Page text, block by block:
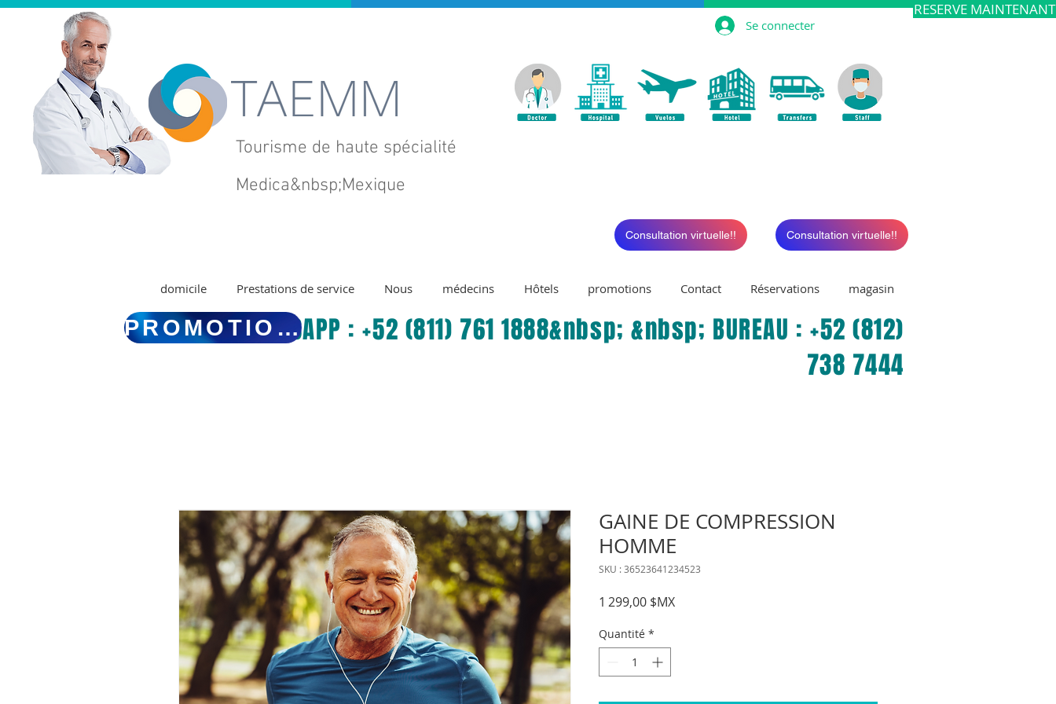
RESERVE MAINTENANT
Se connecter
Tourisme de haute spécialité
Medica&nbsp;Mexique
Consultation virtuelle!!
Consultation virtuelle!!
domicile Prestations de service Nous médecins Hôtels promotions Contact Réservations magasin
WHATSAPP : +52 (811) 761 1888&nbsp; &nbsp; BUREAU : +52 (812)
738 7444
PROMOTIONS
GAINE DE COMPRESSION
HOMME
SKU : 36523641234523
1 299,00 $MXPrix
Quantité *